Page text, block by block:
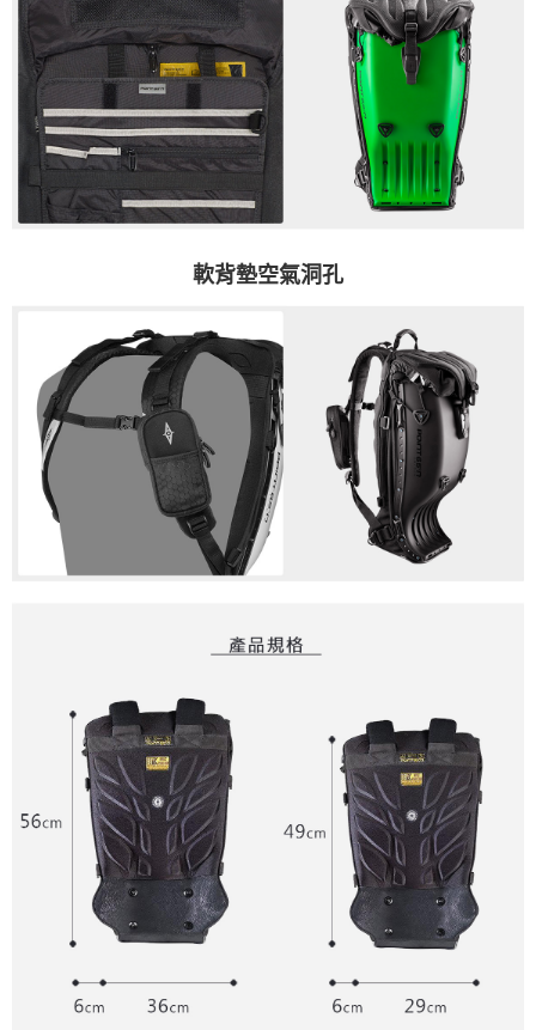
軟背墊空氣洞孔